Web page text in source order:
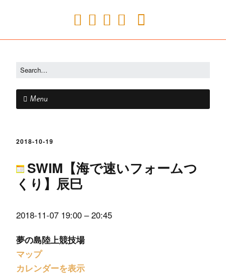
Menu
2018-10-19
SWIM【海で速いフォームつ
くり】辰巳
2018-11-07 19:00 –20:45
夢の島陸上競技場
マップ
カレンダーを表示